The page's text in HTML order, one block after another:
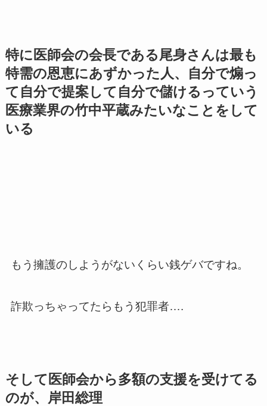
特に医師会の会長である尾身さんは最も
特需の恩恵にあずかった人、自分で煽っ
て自分で提案して自分で儲けるっていう
医療業界の竹中平蔵みたいなことをして
いる
もう擁護のしようがないくらい銭ゲバですね。
詐欺っちゃってたらもう犯罪者….
そして医師会から多額の支援を受けてる
のが、岸田総理